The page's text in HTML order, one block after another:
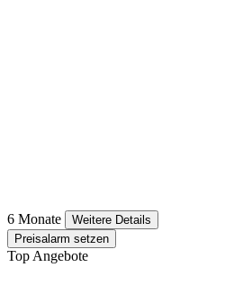
6 Monate
Weitere Details
Preisalarm setzen
Top Angebote